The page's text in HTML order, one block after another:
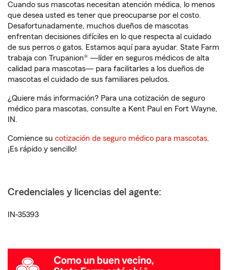
Cuando sus mascotas necesitan atención médica, lo menos
que desea usted es tener que preocuparse por el costo.
Desafortunadamente, muchos dueños de mascotas
enfrentan decisiones difíciles en lo que respecta al cuidado
de sus perros o gatos. Estamos aquí para ayudar. State Farm
trabaja con Trupanion® —líder en seguros médicos de alta
calidad para mascotas— para facilitarles a los dueños de
mascotas el cuidado de sus familiares peludos.
¿Quiere más información? Para una cotización de seguro
médico para mascotas, consulte a Kent Paul en Fort Wayne,
IN.
Comience su cotización de seguro médico para mascotas.
¡Es rápido y sencillo!
Credenciales y licencias del agente:
IN-35393